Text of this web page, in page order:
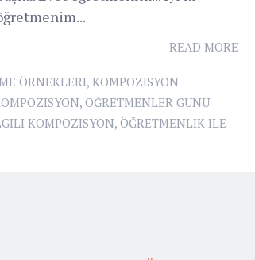
READ MORE
ÖRNEKLERI, KOMPOZISYON
, ÖĞRETMENLER GÜNÜ
KOMPOZISYON, ÖĞRETMENLIK ILE